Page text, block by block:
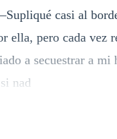
casi al
ella, pero cada vez
a secuestrar a mi
nad